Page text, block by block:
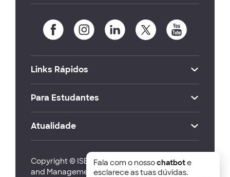
Links Rápidos
Para Estudantes
Atualidade
Copyright © ISEG Lisbon School of Economics
and Management 2026
Fala com o nossochatbote
esclarece as tuas dúvidas.